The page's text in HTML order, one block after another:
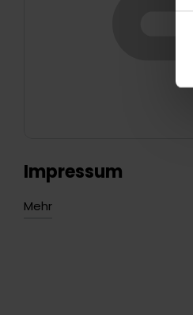
Impressum
Mehr